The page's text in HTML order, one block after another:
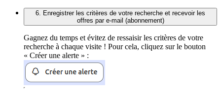
6. Enregistrer les critères de votre recherche et recevoir les
offres par e-mail (abonnement)
Gagnez du temps et évitez de ressaisir les critères de votre
recherche à chaque visite ! Pour cela, cliquez sur le bouton
« Créer une alerte » :